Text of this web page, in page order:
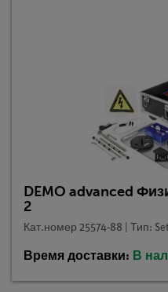
DEMO advanced
2
Кат.номер 25574-88 | Тип: Set
Время доставки: В